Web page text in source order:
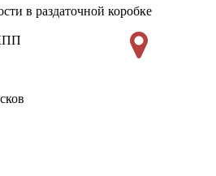
в раздаточной коробке